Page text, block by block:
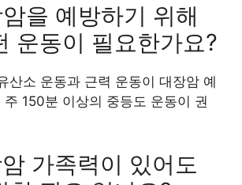
을 예방하기 위해
운동이 필요한가요?
산소 운동과 근력 운동이 대장암 예
주 150분 이상의 중등도 운동이 권
가족력이 있어도